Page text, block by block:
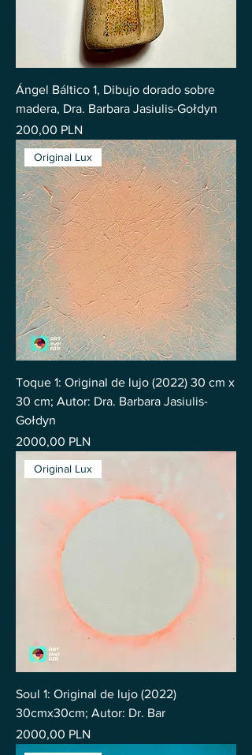
Ángel Báltico 1, Dibujo dorado sobre
madera, Dra. Barbara Jasiulis-Gołdyn
Precio
200,00 PLN
Original Lux
Toque 1: Original de lujo (2022) 30 cm x
30 cm; Autor: Dra. Barbara Jasiulis-
Gołdyn
Precio
2000,00 PLN
Original Lux
Soul 1: Original de lujo (2022)
30cmx30cm; Autor: Dr. Bar
Precio
2000,00 PLN